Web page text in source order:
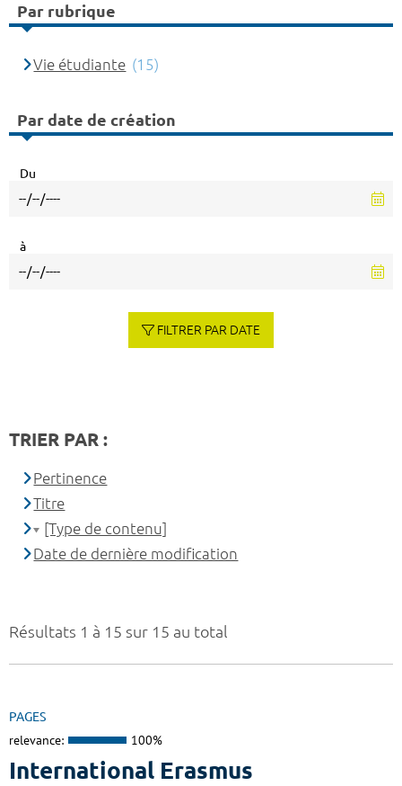
Résultats 1 à 15 sur 15 au total
PAGES
relevance: 100%
International Erasmus
Par rubrique
Vie étudiante (15)
Par date de création
Du
à
FILTRER PAR DATE
TRIER PAR :
Pertinence
Titre
[Type de contenu]
Date de dernière modification